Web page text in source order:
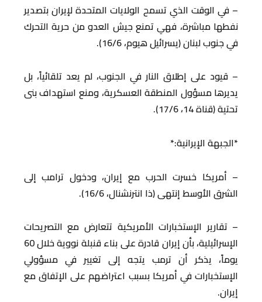
– في الوقت الذي تسمح الولايات المتحدة لإيران بتصدير
نفطها مباشرة، فهي تمنع جيش العدو من حرية التحرك
في جنوب لبنان (يسرائيل هيوم، 16/6).
– قيود على إطلاق النار في الجنوب، لم يعد تلقائياً، بل
يديرها مسؤول المنطقة العسكرية، ومنع استهداف بنى
تحتية (قناة 14، 17/6).
*الجبهة الإيرانية:*
– أمريكا خسرت الحرب مع إيران، ودخول ترامب إلى
الشرق الأوسط إنتهى (ذا انترنشنال، 16/6).
– تقارير الإستخبارات الأمريكية تتعارض مع التصريحات
الإسرائيلية، بأن إيران قادرة على بناء قنبلة نووية خلال 60
يوماً، يذكر أن ترمب يتجه إلى تغيير في مسؤولي
الإستخبارات في أمريكا بسبب اعتراضهم على الإتفاق مع
إيران.